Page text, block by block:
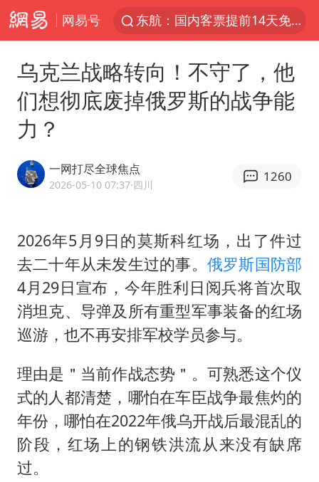
网易号
东航：国内客票提前14天免费退改
向鹏0-3不敌张本智和
百花奖开幕式
“新疆阿勒泰八月能滑雪”不实
我国外贸延续良好增长态势
陈幸同晋级WTT横滨冠军赛8强
国防部：中国军队坚决反制任何闹海挑衅图谋
宇树科技中一签需缴款7.54万元
女儿为争财产堵门阻挠父亲出殡
今日立秋你咬秋了吗
“今天得有40℃了吧 为啥还不预警”
夯实基础开新局
乌克兰战略转向！不守了，他
们想彻底废掉俄罗斯的战争能
力？
一网打尽全球焦点
2026-05-10 07:37·四川
1260
2026年5月9日的莫斯科红场，出了件过
去二十年从未发生过的事。 俄罗斯国防部
4月29日宣布，今年胜利日阅兵将首次取
消坦克、导弹及所有重型军事装备的红场
巡游，也不再安排军校学员参与。
理由是＂当前作战态势＂。可熟悉这个仪
式的人都清楚，哪怕在车臣战争最焦灼的
年份，哪怕在2022年俄乌开战后最混乱的
阶段，红场上的钢铁洪流从来没有缺席
过。